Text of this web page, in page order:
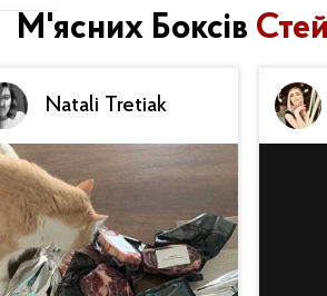
М'ясних Боксів
Natali Tretiak